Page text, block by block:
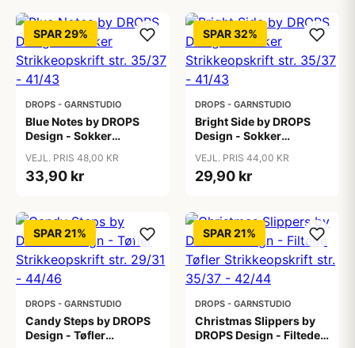
SPAR 29%
DROPS - GARNSTUDIO
Blue Notes by DROPS
Design - Sokker
- 41/43
VEJL. PRIS 48,00 KR
33,90 kr
SPAR 32%
DROPS - GARNSTUDIO
Bright Side by DROPS
Design - Sokker
- 41/43
VEJL. PRIS 44,00 KR
29,90 kr
SPAR 21%
DROPS - GARNSTUDIO
Candy Steps by DROPS
Design - Tøfler
SPAR 21%
DROPS - GARNSTUDIO
Christmas Slippers by
DROPS Design - Filtede